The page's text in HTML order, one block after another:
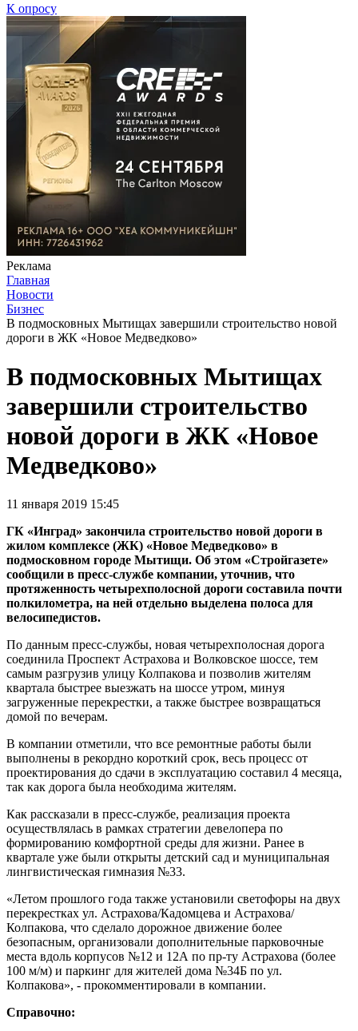
К опросу
Реклама
Главная
Новости
Бизнес
В подмосковных Мытищах завершили строительство новой
дороги в ЖК «Новое Медведково»
В подмосковных Мытищах
завершили строительство
новой дороги в ЖК «Новое
Медведково»
11 января 2019 15:45
ГК «Инград» закончила строительство новой дороги в
жилом комплексе (ЖК) «Новое Медведково» в
подмосковном городе Мытищи. Об этом «Стройгазете»
сообщили в пресс-службе компании, уточнив, что
протяженность четырехполосной дороги составила почти
полкилометра, на ней отдельно выделена полоса для
велосипедистов.
По данным пресс-службы, новая четырехполосная дорога
соединила Проспект Астрахова и Волковское шоссе, тем
самым разгрузив улицу Колпакова и позволив жителям
квартала быстрее выезжать на шоссе утром, минуя
загруженные перекрестки, а также быстрее возвращаться
домой по вечерам.
В компании отметили, что все ремонтные работы были
выполнены в рекордно короткий срок, весь процесс от
проектирования до сдачи в эксплуатацию составил 4 месяца,
так как дорога была необходима жителям.
Как рассказали в пресс-службе, реализация проекта
осуществлялась в рамках стратегии девелопера по
формированию комфортной среды для жизни. Ранее в
квартале уже были открыты детский сад и муниципальная
лингвистическая гимназия №33.
«Летом прошлого года также установили светофоры на двух
перекрестках ул. Астрахова/Кадомцева и Астрахова/
Колпакова, что сделало дорожное движение более
безопасным, организовали дополнительные парковочные
места вдоль корпусов №12 и 12А по пр-ту Астрахова (более
100 м/м) и паркинг для жителей дома №34Б по ул.
Колпакова», - прокомментировали в компании.
Справочно: